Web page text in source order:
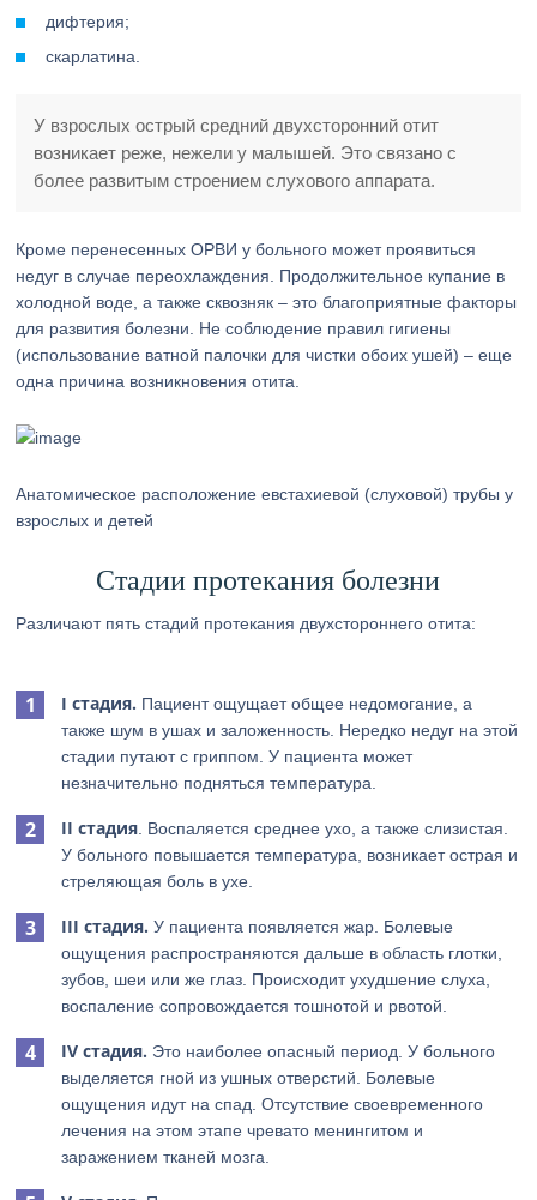
дифтерия;
скарлатина.
У взрослых острый средний двухсторонний отит
возникает реже, нежели у малышей. Это связано с
более развитым строением слухового аппарата.
Кроме перенесенных ОРВИ у больного может проявиться
недуг в случае переохлаждения. Продолжительное купание в
холодной воде, а также сквозняк – это благоприятные факторы
для развития болезни. Не соблюдение правил гигиены
(использование ватной палочки для чистки обоих ушей) – еще
одна причина возникновения отита.
Анатомическое расположение евстахиевой (слуховой) трубы у
взрослых и детей
Стадии протекания болезни
Различают пять стадий протекания двухстороннего отита:
I стадия. Пациент ощущает общее недомогание, а
также шум в ушах и заложенность. Нередко недуг на этой
стадии путают с гриппом. У пациента может
незначительно подняться температура.
II стадия . Воспаляется среднее ухо, а также слизистая.
У больного повышается температура, возникает острая и
стреляющая боль в ухе.
III стадия. У пациента появляется жар. Болевые
ощущения распространяются дальше в область глотки,
зубов, шеи или же глаз. Происходит ухудшение слуха,
воспаление сопровождается тошнотой и рвотой.
IV стадия. Это наиболее опасный период. У больного
выделяется гной из ушных отверстий. Болевые
ощущения идут на спад. Отсутствие своевременного
лечения на этом этапе чревато менингитом и
заражением тканей мозга.